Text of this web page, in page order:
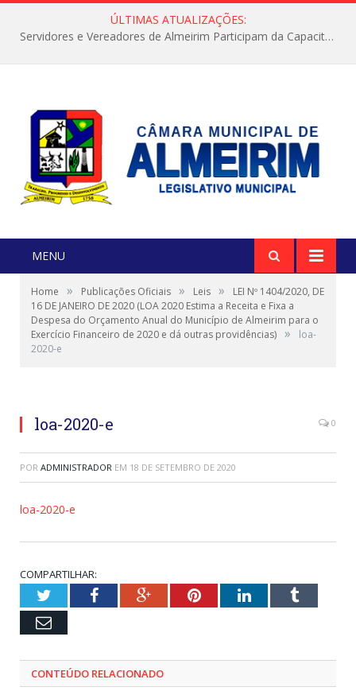
ÚLTIMAS ATUALIZAÇÕES:
Servidores e Vereadores de Almeirim Participam da Capacitação “Orientar é a Nossa Missão”
MENU
Home » Publicações Oficiais » Leis »
LEI Nº 1404/2020, DE
16 DE JANEIRO DE 2020 (LOA 2020 Estima a Receita e Fixa a
Despesa do Orçamento Anual do Município de Almeirim para o
Exercício Financeiro de 2020 e dá outras providências) »
loa-
2020-e
loa-2020-e 0
POR ADMINISTRADOR EM 18 DE SETEMBRO DE 2020
loa-2020-e
COMPARTILHAR:
TwitterFacebookGoogle+PinterestLinkedInTumblr
Email
CONTEÚDO RELACIONADO